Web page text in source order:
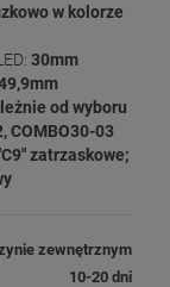
w kolorze
30mm
od wyboru
COMBO30-03
zatrzaskowe;
zewnętrznym
10-20 dni